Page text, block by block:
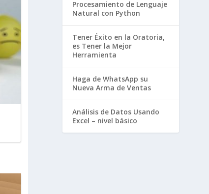
Procesamiento de Lenguaje
Natural con Python
Tener Éxito en la Oratoria,
es Tener la Mejor
Herramienta
Haga de WhatsApp su
Nueva Arma de Ventas
Análisis de Datos Usando
Excel – nivel básico